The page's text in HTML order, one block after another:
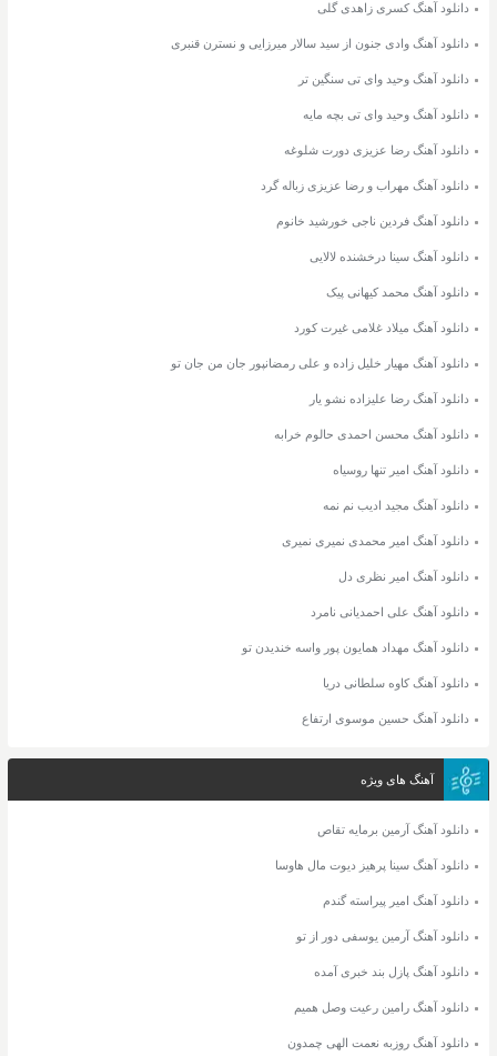
دانلود آهنگ کسری زاهدی گلی
دانلود آهنگ وادی جنون از سید سالار میرزایی و نسترن قنبری
دانلود آهنگ وحید وای تی سنگین تر
دانلود آهنگ وحید وای تی بچه مایه
دانلود آهنگ رضا عزیزی دورت شلوغه
دانلود آهنگ مهراب و رضا عزیزی زباله گرد
دانلود آهنگ فردین ناجی خورشید خانوم
دانلود آهنگ سینا درخشنده لالایی
دانلود آهنگ محمد کیهانی پیک
دانلود آهنگ میلاد غلامی غیرت کورد
دانلود آهنگ مهیار خلیل زاده و علی رمضانپور جان من جان تو
دانلود آهنگ رضا علیزاده نشو یار
دانلود آهنگ محسن احمدی حالوم خرابه
دانلود آهنگ امیر تنها روسیاه
دانلود آهنگ مجید ادیب نم نمه
دانلود آهنگ امیر محمدی نمیری نمیری
دانلود آهنگ امیر نظری دل
دانلود آهنگ علی احمدیانی نامرد
دانلود آهنگ مهداد همایون پور واسه خندیدن تو
دانلود آهنگ کاوه سلطانی دریا
دانلود آهنگ حسین موسوی ارتفاع
آهنگ های ویژه
دانلود آهنگ آرمین برمایه تقاص
دانلود آهنگ سینا پرهیز دیوت مال هاوسا
دانلود آهنگ امیر پیراسته گندم
دانلود آهنگ آرمین یوسفی دور از تو
دانلود آهنگ پازل بند خبری آمده
دانلود آهنگ رامین رعیت وصل همیم
دانلود آهنگ روزبه نعمت الهی چمدون